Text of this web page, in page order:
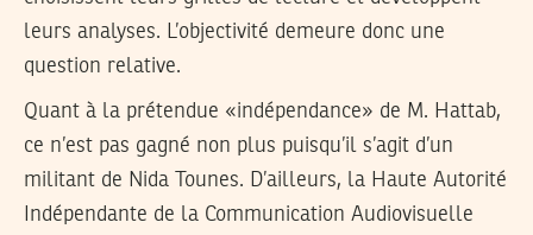
leurs analyses. L’objectivité demeure donc une
question relative.
Quant à la prétendue «indépendance» de M. Hattab,
ce n’est pas gagné non plus puisqu’il s’agit d’un
militant de Nida Tounes. D’ailleurs, la Haute Autorité
Indépendante de la Communication Audiovisuelle